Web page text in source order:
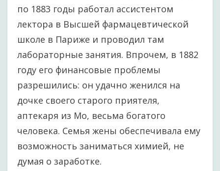
по 1883 годы работал ассистентом
лектора в Высшей фармацевтической
школе в Париже и проводил там
лабораторные занятия. Впрочем, в 1882
году его финансовые проблемы
разрешились: он удачно женился на
дочке своего старого приятеля,
аптекаря из Мо, весьма богатого
человека. Семья жены обеспечивала ему
возможность заниматься химией, не
думая о заработке.